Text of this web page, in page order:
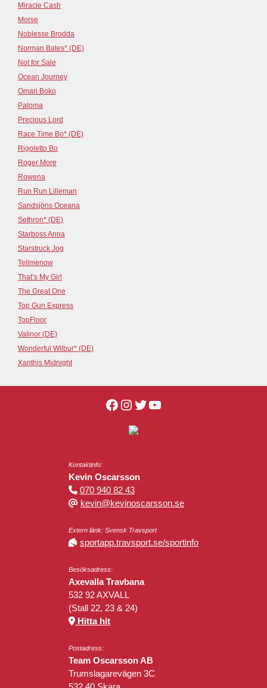
Miracle Cash
Morse
Noblesse Brodda
Norman Bates* (DE)
Not for Sale
Ocean Journey
Omari Boko
Paloma
Precious Lord
Race Time Bo* (DE)
Rigoletto Bo
Roger More
Rowena
Run Run Lilleman
Sandsjöns Oceana
Sethron* (DE)
Starboss Anna
Starstruck Jog
Tellmenow
That’s My Girl
The Great One
Top Gun Express
TopFloor
Valinor (DE)
Wonderful Wilbur* (DE)
Xanthis Midnight
Kontaktinfo:
Kevin Oscarsson
070 940 82 43
kevin@kevinoscarsson.se
Extern länk: Svensk Travsport
sportapp.travsport.se/sportinfo
Besöksadress:
Axevalla Travbana
532 92 AXVALL
(Stall 22, 23 & 24)
Hitta hit
Postadress:
Team Oscarsson AB
Trumslagarevägen 3C